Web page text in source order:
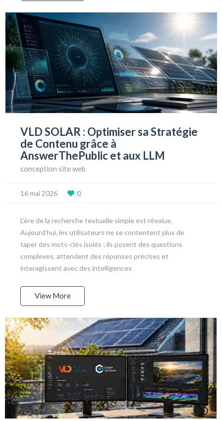
VLD SOLAR : Optimiser sa Stratégie
de Contenu grâce à
AnswerThePublic et aux LLM
conception site web
16 mai 2026 0
L’ère de la recherche textuelle simple est révolue.
Aujourd’hui, les utilisateurs ne se contentent plus de
taper des mots-clés isolés ; ils posent des questions
complexes, attendent des réponses précises et
interagissent avec des intelligences
View More